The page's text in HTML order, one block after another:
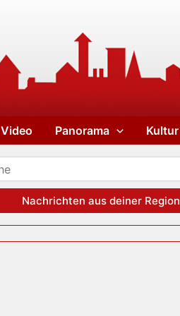
Video Panorama Kultur
Nachrichten aus deiner Region